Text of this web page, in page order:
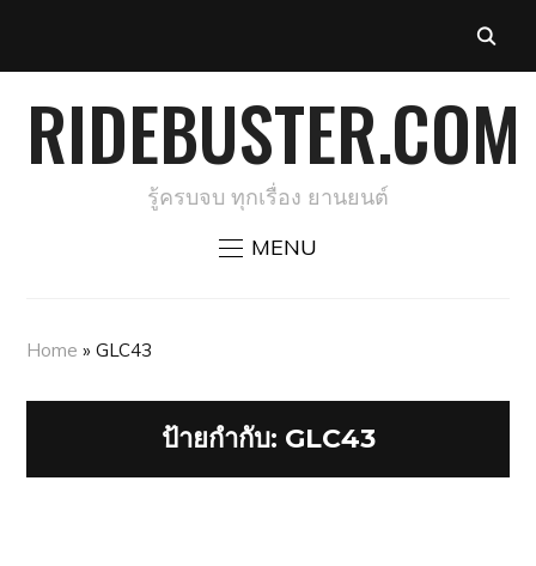
RIDEBUSTER.COM
รู้ครบจบ ทุกเรื่อง ยานยนต์
MENU
Home »GLC43
ป้ายกำกับ: GLC43